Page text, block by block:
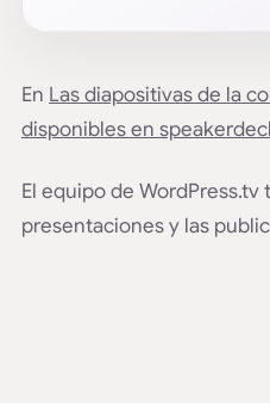
En Las diapositivas de la
disponibles en
El equipo de
presentaciones y las